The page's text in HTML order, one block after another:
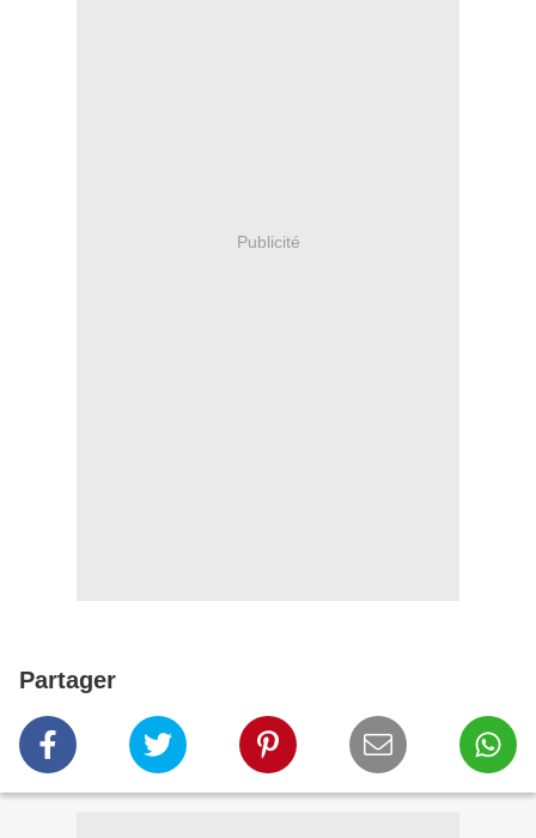
Publicité
Partager